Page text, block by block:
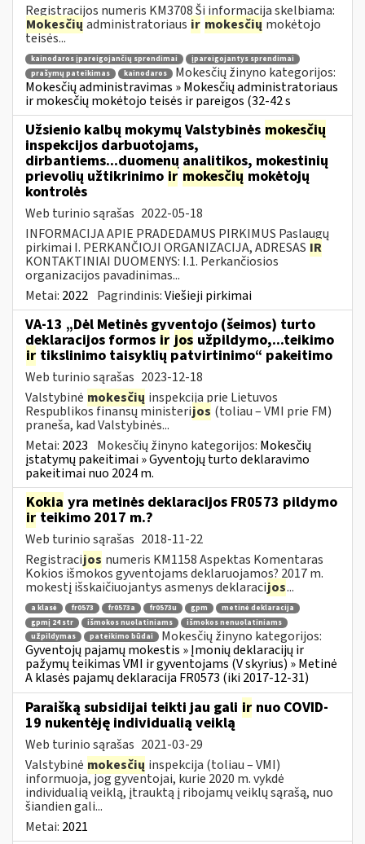
Registracijos numeris KM3708 Ši informacija skelbiama:
Mokesčių administratoriaus ir mokesčių mokėtojo
teisės...
kainodaros įpareigojančių sprendimai
įpareigojantys sprendimai
prašymų pateikimas
kainodaros
Mokesčių žinyno kategorijos:
Mokesčių administravimas » Mokesčių administratoriaus
ir mokesčių mokėtojo teisės ir pareigos (32-42 s
Užsienio kalbų mokymų Valstybinės mokesčių
inspekcijos darbuotojams,
dirbantiems...duomenų analitikos, mokestinių
prievolių užtikrinimo ir mokesčių mokėtojų
kontrolės
Web turinio sąrašas 2022-05-18
INFORMACIJA APIE PRADEDAMUS PIRKIMUS Paslaugų
pirkimai I. PERKANČIOJI ORGANIZACIJA, ADRESAS IR
KONTAKTINIAI DUOMENYS: I.1. Perkančiosios
organizacijos pavadinimas...
Metai: 2022 Pagrindinis:Viešieji pirkimai
VA-13 „Dėl Metinės gyventojo (šeimos) turto
deklaracijos formos ir jos užpildymo,...teikimo
ir tikslinimo taisyklių patvirtinimo“ pakeitimo
Web turinio sąrašas 2023-12-18
Valstybinė mokesčių inspekcija prie Lietuvos
Respublikos finansų ministerijos (toliau – VMI prie FM)
praneša, kad Valstybinės...
Metai: 2023 Mokesčių žinyno kategorijos: Mokesčių
įstatymų pakeitimai » Gyventojų turto deklaravimo
pakeitimai nuo 2024 m.
Kokia yra metinės deklaracijos FR0573 pildymo
irteikimo 2017 m.?
Web turinio sąrašas 2018-11-22
Registracijos numeris KM1158 Aspektas Komentaras
Kokios išmokos gyventojams deklaruojamos? 2017 m.
mokestį išskaičiuojantys asmenys deklaracijos...
a klasė fr0573 fr0573a fr0573u gpm
metinė deklaracija
gpmį 24 str
išmokos nuolatiniams
išmokos nenuolatiniams
užpildymas
pateikimo būdai
Mokesčių žinyno kategorijos:
Gyventojų pajamų mokestis » Įmonių deklaracijų ir
pažymų teikimas VMI ir gyventojams (V skyrius) » Metinė
A klasės pajamų deklaracija FR0573 (iki 2017-12-31)
Paraišką subsidijai teikti jau gali ir nuo COVID-
19 nukentėję individualią veiklą
Web turinio sąrašas 2021-03-29
Valstybinė mokesčių inspekcija (toliau – VMI)
informuoja, jog gyventojai, kurie 2020 m. vykdė
individualią veiklą, įtrauktą į ribojamų veiklų sąrašą, nuo
šiandien gali...
Metai: 2021